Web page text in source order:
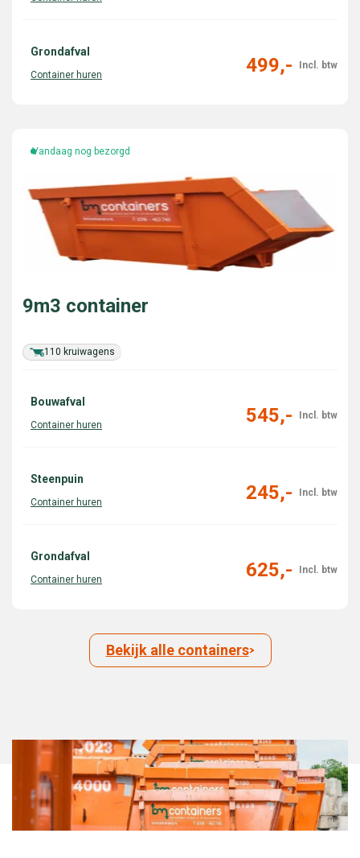
Grondafval
499,-
Vandaag nog bezorgd
110 kruiwagens
9m3 container
Bouwafval
545,-
Steenpuin
245,-
Grondafval
625,-
Bekijk alle containers